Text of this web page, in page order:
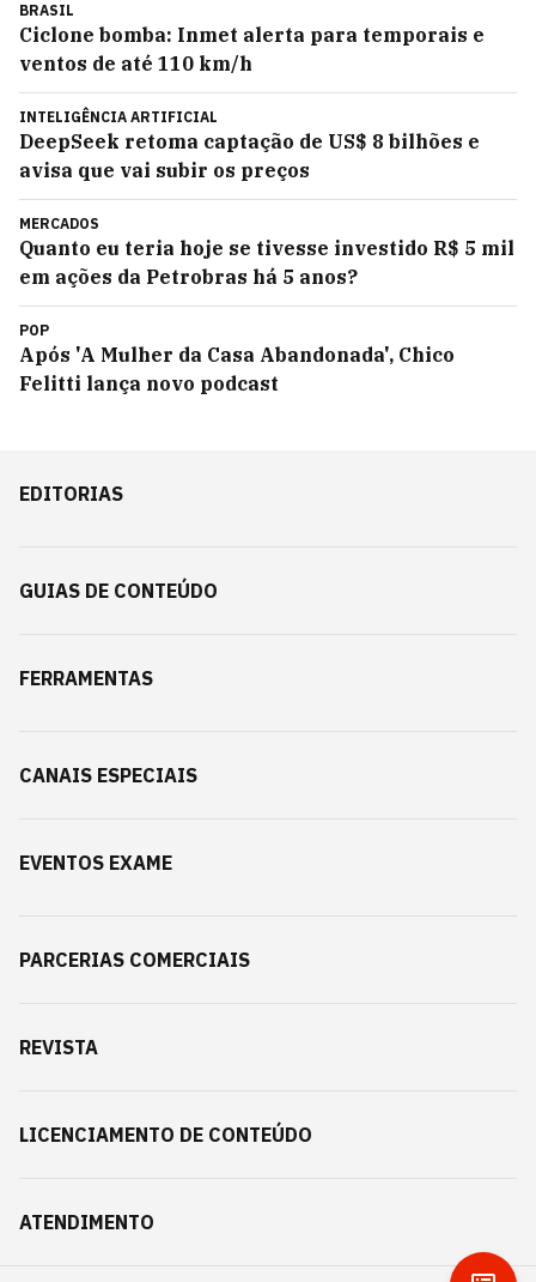
BRASIL
Ciclone bomba: Inmet alerta para temporais e
ventos de até 110 km/h
INTELIGÊNCIA ARTIFICIAL
DeepSeek retoma captação de US$ 8 bilhões e
avisa que vai subir os preços
MERCADOS
Quanto eu teria hoje se tivesse investido R$ 5 mil
em ações da Petrobras há 5 anos?
POP
Após 'A Mulher da Casa Abandonada', Chico
Felitti lança novo podcast
EDITORIAS
GUIAS DE CONTEÚDO
FERRAMENTAS
CANAIS ESPECIAIS
EVENTOS EXAME
PARCERIAS COMERCIAIS
REVISTA
LICENCIAMENTO DE CONTEÚDO
ATENDIMENTO